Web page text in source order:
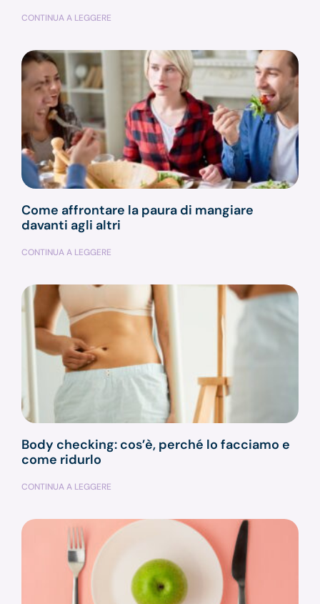
CONTINUA A LEGGERE
Come affrontare la paura di mangiare
davanti agli altri
CONTINUA A LEGGERE
Body checking: cos’è, perché lo facciamo e
come ridurlo
CONTINUA A LEGGERE